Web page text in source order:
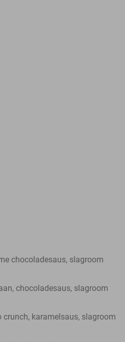
chocoladesaus, slagroom
chocoladesaus, slagroom
crunch, karamelsaus, slagroom